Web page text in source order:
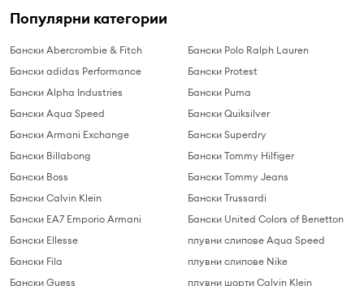
Популярни категории
Бански Abercrombie & Fitch
Бански adidas Performance
Бански Alpha Industries
Бански Aqua Speed
Бански Armani Exchange
Бански Billabong
Бански Boss
Бански Calvin Klein
Бански EA7 Emporio Armani
Бански Ellesse
Бански Fila
Бански Guess
Бански Polo Ralph Lauren
Бански Protest
Бански Puma
Бански Quiksilver
Бански Superdry
Бански Tommy Hilfiger
Бански Tommy Jeans
Бански Trussardi
Бански United Colors of Benetton
плувни слипове Aqua Speed
плувни слипове Nike
плувни шорти Calvin Klein